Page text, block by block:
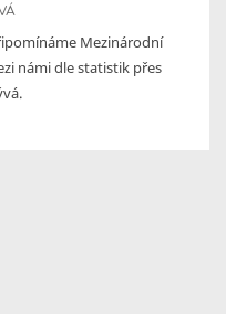
Mezinárodní
námi dle statistik přes